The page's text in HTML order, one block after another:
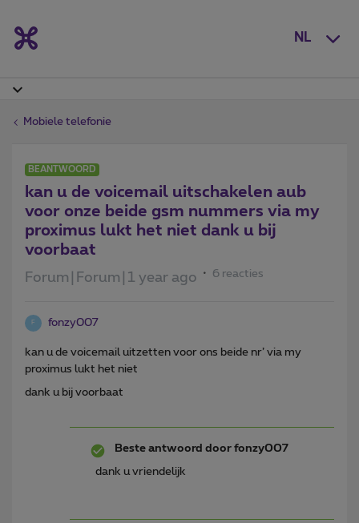
NL
Mobiele telefonie
BEANTWOORD
kan u de voicemail uitschakelen aub
voor onze beide gsm nummers via my
proximus lukt het niet dank u bij
voorbaat
Forum|Forum|1 year ago 6 reacties
F fonzy007
kan u de voicemail uitzetten voor ons beide nr’ via my
proximus lukt het niet
dank u bij voorbaat
Beste antwoord door fonzy007
dank u vriendelijk